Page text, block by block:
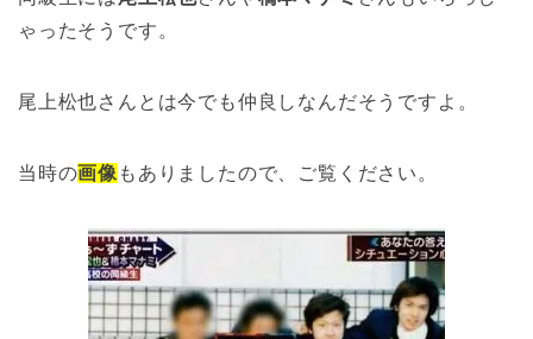
ゃったそうです。
尾上松也さんとは今でも仲良しなんだそうですよ。
当時の画像 もありましたので、ご覧ください。